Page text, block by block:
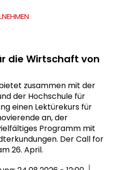
die Wirtschaft von
zusammen mit der
der Hochschule für
einen Lektürekurs für
an, der
Programm mit
Der Call for
26. April.